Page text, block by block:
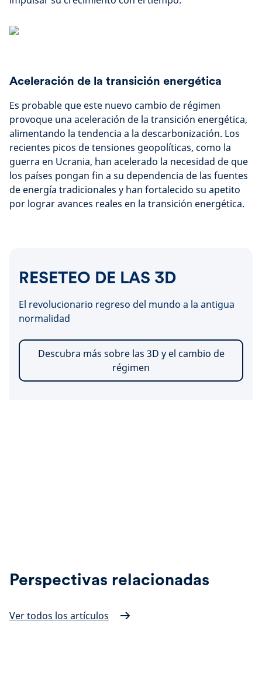
Aceleración de la transición energética
Es probable que este nuevo cambio de régimen
provoque una aceleración de la transición energética,
alimentando la tendencia a la descarbonización. Los
recientes picos de tensiones geopolíticas, como la
guerra en Ucrania, han acelerado la necesidad de que
los países pongan fin a su dependencia de las fuentes
de energía tradicionales y han fortalecido su apetito
por lograr avances reales en la transición energética.
RESETEO DE LAS 3D
El revolucionario regreso del mundo a la antigua
normalidad
Descubra más sobre las 3D y el cambio de
régimen
Perspectivas relacionadas
Ver todos los artículos